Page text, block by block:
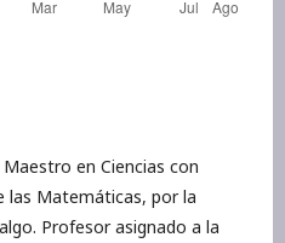
en Ciencias con
las Matemáticas, por la
Profesor asignado a la